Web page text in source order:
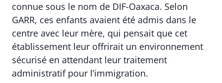
connue sous le nom de DIF-Oaxaca. Selon
GARR, ces enfants avaient été admis dans le
centre avec leur mère, qui pensait que cet
établissement leur offrirait un environnement
sécurisé en attendant leur traitement
administratif pour l’immigration.